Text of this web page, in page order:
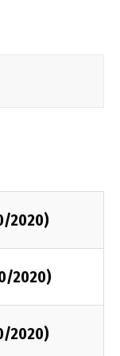
2020)
2020)
2020)